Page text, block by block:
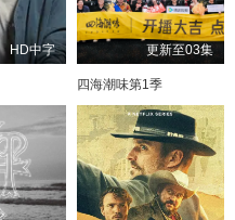
HD中字 更新至03集
四海潮味第1季